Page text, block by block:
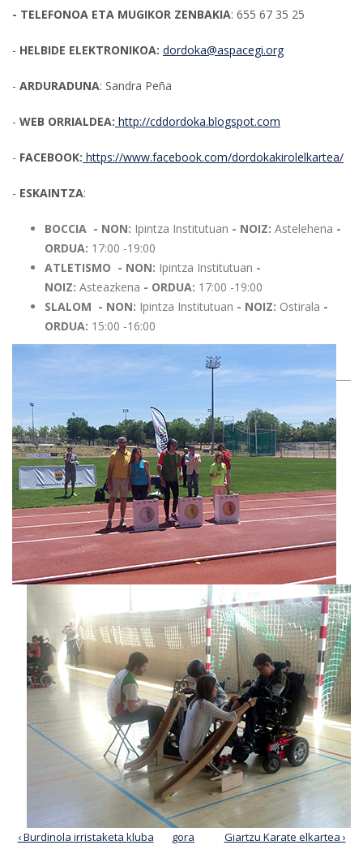
- TELEFONOA ETA MUGIKOR ZENBAKIA: 655 67 35 25
- HELBIDE ELEKTRONIKOA: dordoka@aspacegi.org
- ARDURADUNA: Sandra Peña
- WEB ORRIALDEA: http://cddordoka.blogspot.com
- FACEBOOK: https://www.facebook.com/dordokakirolelkartea/
- ESKAINTZA:
BOCCIA - NON: Ipintza Institutuan - NOIZ: Astelehena -
ORDUA: 17:00 -19:00
ATLETISMO - NON: Ipintza Institutuan -
NOIZ: Asteazkena - ORDUA: 17:00 -19:00
SLALOM - NON: Ipintza Institutuan - NOIZ: Ostirala -
ORDUA: 15:00 -16:00
‹ Burdinola irristaketa kluba gora Giartzu Karate elkartea ›